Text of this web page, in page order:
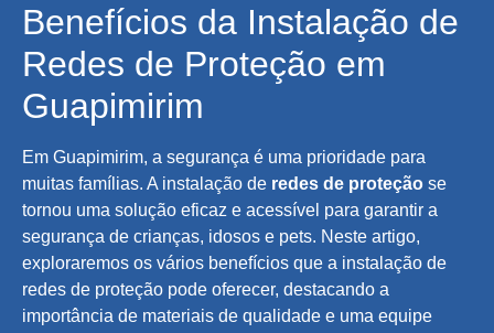
Benefícios da Instalação de
Redes de Proteção em
Guapimirim
Em Guapimirim, a segurança é uma prioridade para
muitas famílias. A instalação de redes de proteção se
tornou uma solução eficaz e acessível para garantir a
segurança de crianças, idosos e pets. Neste artigo,
exploraremos os vários benefícios que a instalação de
redes de proteção pode oferecer, destacando a
importância de materiais de qualidade e uma equipe